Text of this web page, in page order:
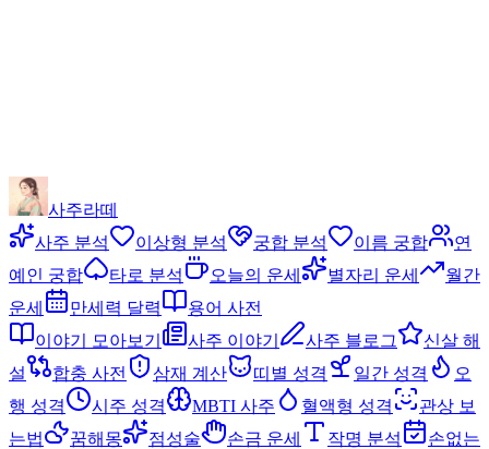
사주라떼
사주 분석
이상형 분석 궁합 분석 이름 궁합
연
예인 궁합
타로 분석 오늘의 운세 별자리 운세
월간
운세
만세력 달력
용어 사전
이야기 모아보기
사주 이야기 사주 블로그
신살 해
설
합충 사전 삼재 계산 띠별 성격 일간 성격
오
행 성격
시주 성격 MBTI 사주 혈액형 성격
관상 보
는법
꿈해몽 점성술 손금 운세 작명 분석
손없는